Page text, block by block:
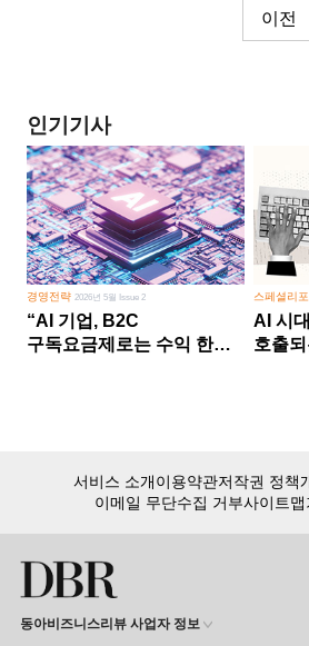
이전
인기기사
경영전략2026년 5월 Issue 2
“AI 기업, B2C
구독요금제로는 수익 한계
스페셜리
AI 시
호출
서비스 소개이용약관저작권 정책
이메일 무단수집 거부사이트맵
동아비즈니스리뷰 사업자 정보